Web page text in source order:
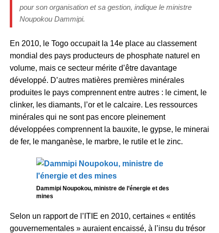
pour son organisation et sa gestion, indique le ministre
Noupokou Dammipi.
En 2010, le Togo occupait la 14e place au classement
mondial des pays producteurs de phosphate naturel en
volume, mais ce secteur mérite d’être davantage
développé. D’autres matières premières minérales
produites le pays comprennent entre autres : le ciment, le
clinker, les diamants, l’or et le calcaire. Les ressources
minérales qui ne sont pas encore pleinement
développées comprennent la bauxite, le gypse, le minerai
de fer, le manganèse, le marbre, le rutile et le zinc.
Dammipi Noupokou, ministre de l’énergie et des
mines
Selon un rapport de l’ITIE en 2010, certaines « entités
gouvernementales » auraient encaissé, à l’insu du trésor